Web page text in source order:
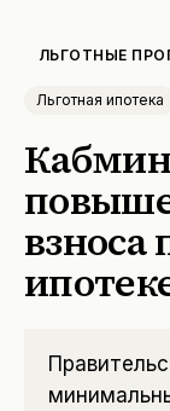
ЛЬГОТНЫЕ
Льготная ипотека
взноса